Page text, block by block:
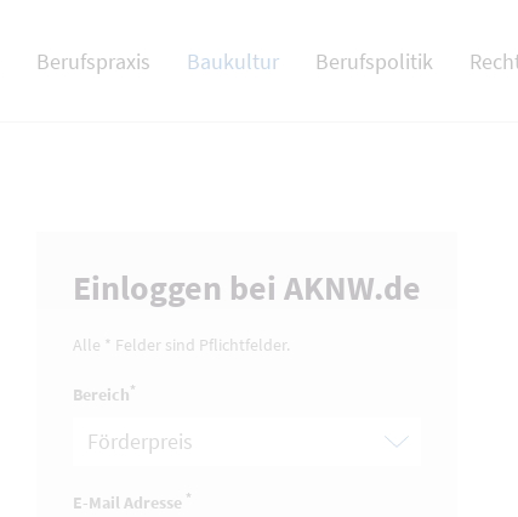
Berufspraxis Baukultur Berufspolitik
Einloggen bei AKNW.de
Alle * Felder sind Pflichtfelder.
Bereich*
E-Mail Adresse *